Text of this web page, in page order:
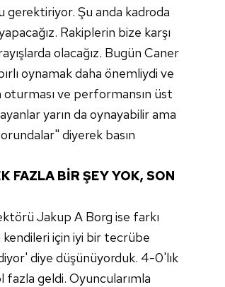
vasıtasıyla belirleyebilirsiniz. Çerezlere
ziyaret edebilirsiniz.
hazırlanmış Aydınlatma Metnimizi
almak için lütfen
gerektiriyor. Şu anda kadroda
Rakiplerin bize karşı
olacağız. Bugün Caner
oynamak daha önemliydi ve
oturması ve performansın üst
yarın da oynayabilir ama
diyerek basın
FAZLA BİR ŞEY YOK, SON
Jakup A Borg ise farkı
kendileri için iyi bir tecrübe
diye düşünüyorduk. 4-0'lık
fazla geldi. Oyuncularımla